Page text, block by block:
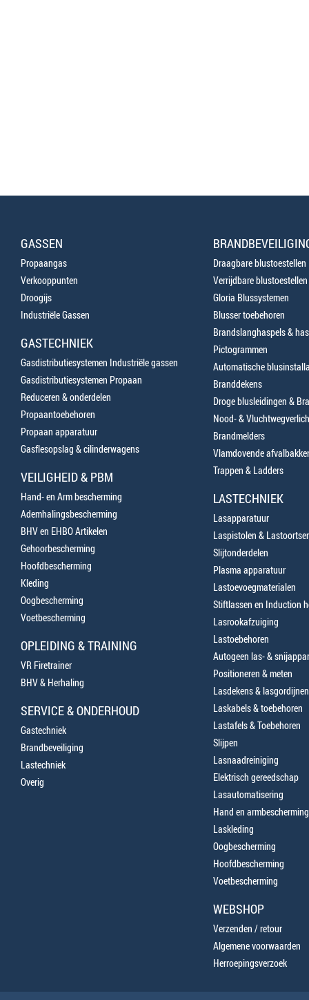
GASSEN
Propaangas
Verkooppunten
Droogijs
Industriële Gassen
GASTECHNIEK
Gasdistributiesystemen Industriële gassen
Gasdistributiesystemen Propaan
Reduceren & onderdelen
Propaantoebehoren
Propaan apparatuur
Gasflesopslag & cilinderwagens
VEILIGHEID & PBM
Hand- en Arm bescherming
Ademhalingsbescherming
BHV en EHBO Artikelen
Gehoorbescherming
Hoofdbescherming
Kleding
Oogbescherming
Voetbescherming
OPLEIDING & TRAINING
VR Firetrainer
BHV & Herhaling
SERVICE & ONDERHOUD
Gastechniek
Brandbeveiliging
Lastechniek
Overig
Draagbare blustoestellen
Verrijdbare blustoestellen
Gloria Blussystemen
Blusser toebehoren
Brandslanghaspels &
Pictogrammen
Automatische
Branddekens
Droge blusleidingen &
Nood- &
Brandmelders
Vlamdovende
Trappen & Ladders
LASTECHNIEK
Lasapparatuur
Laspistolen &
Slijtonderdelen
Plasma apparatuur
Lastoevoegmaterialen
Stiftlassen en Induction
Lasrookafzuiging
Lastoebehoren
Autogeen las- &
Positioneren & meten
Lasdekens & lasgordijnen
Laskabels & toebehoren
Lastafels & Toebehoren
Slijpen
Lasnaadreiniging
Elektrisch gereedschap
Lasautomatisering
Hand en armbescherming
Laskleding
Oogbescherming
Hoofdbescherming
Voetbescherming
WEBSHOP
Verzenden / retour
Algemene voorwaarden
Herroepingsverzoek